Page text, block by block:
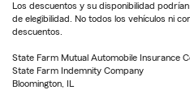
Los descuentos y su disponibilidad
de elegibilidad. No todos los vehículos ni
descuentos.
State Farm Mutual Automobile Insurance
State Farm Indemnity Company
Bloomington, IL